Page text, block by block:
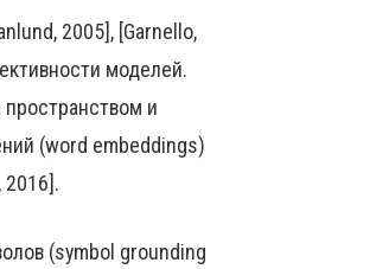
2005], [Garnello,
моделей.
и
(word embeddings)
2016].
(symbol grounding